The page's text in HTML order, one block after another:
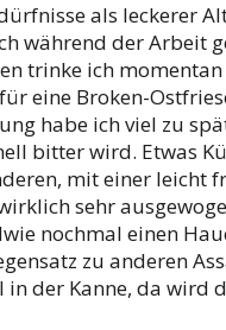
als leckerer
während der Arbeit
trinke ich
eine Broken-
habe ich viel zu
bitter wird. Etwas
mit einer leicht
sehr
nochmal einen
zu anderen
in der Kanne, da wird